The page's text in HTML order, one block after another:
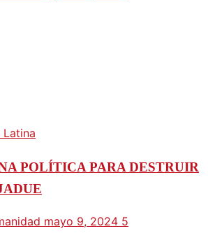
Latina
POLÍTICA PARA DESTRUIR
mayo 9, 2024 5